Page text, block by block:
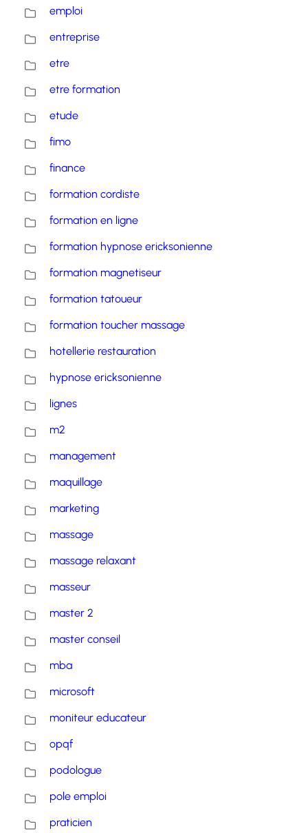
emploi
entreprise
etre
etre formation
etude
fimo
finance
formation cordiste
formation en ligne
formation hypnose ericksonienne
formation magnetiseur
formation tatoueur
formation toucher massage
hotellerie restauration
hypnose ericksonienne
lignes
m2
management
maquillage
marketing
massage
massage relaxant
masseur
master 2
master conseil
mba
microsoft
moniteur educateur
opqf
podologue
pole emploi
praticien